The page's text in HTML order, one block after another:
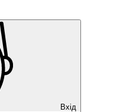
Вхід